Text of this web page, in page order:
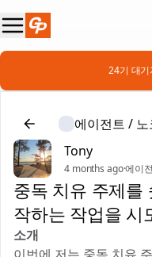
📣 24기 대
에이전트 /
Tony
4 months ago·에이
중독 치유 주제를
작하는 작업을 시
소개